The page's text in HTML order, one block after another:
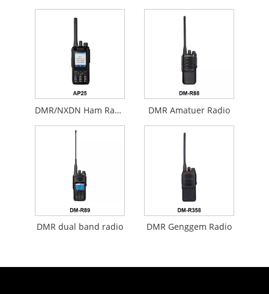
DMR/NXDN Ham Radio DMR Amatuer Radio
DMR dual band radio DMR Genggem Radio